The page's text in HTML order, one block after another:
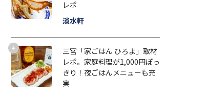
レポ
淡水軒
三宮「家ごはん ひろよ」取材
レポ。家庭料理が1,000円ぽっ
きり！夜ごはんメニューも充
実